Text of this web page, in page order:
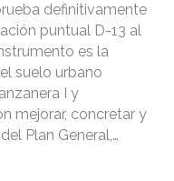
definitivamente
puntual D-13 al
es la
suelo urbano
I y
mejorar, concretar y
Plan General,…